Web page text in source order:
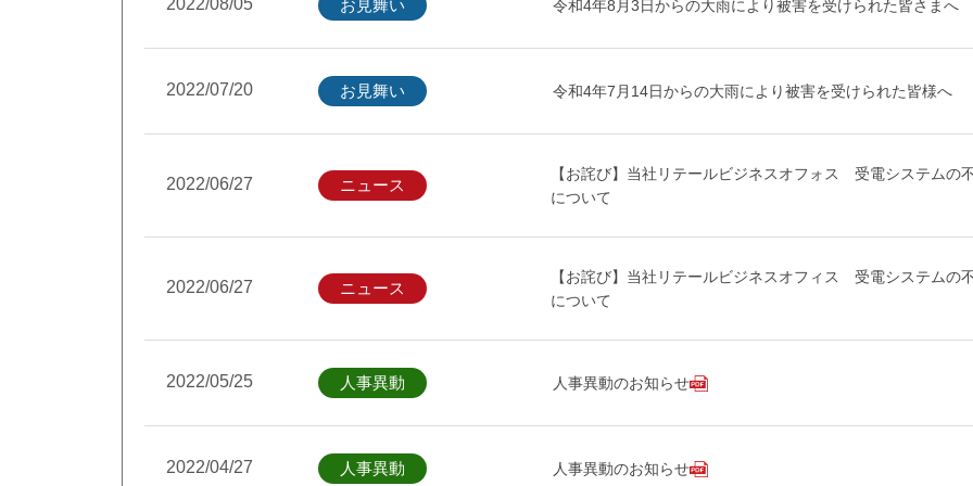
2022/08/05 お見舞い 令和4年8月3日からの大雨により被害を受けられた皆さまへ
2022/07/20 お見舞い 令和4年7月14日からの大雨により被害を受けられた皆様へ
2022/06/27 ニュース
【お詫び】当社リテールビジネスオフォス 受電システムの
について
2022/06/27 ニュース
【お詫び】当社リテールビジネスオフィス 受電システムの
について
2022/05/25 人事異動 人事異動のお知らせ
2022/04/27 人事異動 人事異動のお知らせ